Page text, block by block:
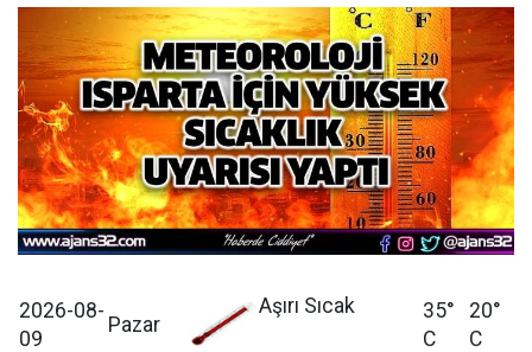
2026-08-
09
Pazar
Aşırı Sıcak
35°
C
20°
C